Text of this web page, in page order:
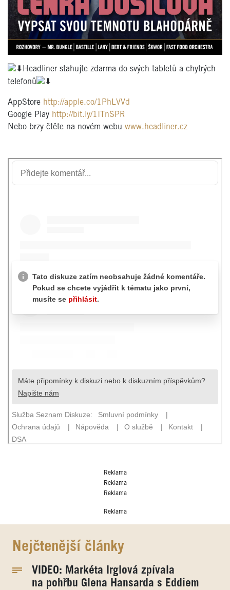
Headliner stahujte zdarma do svých tabletů a chytrých
telefonů
AppStore http://apple.co/1PhLVVd
Google Play http://bit.ly/1ITnSPR
Nebo brzy čtěte na novém webu www.headliner.cz
Reklama
Reklama
Reklama
Reklama
Nejčtenější články
VIDEO: Markéta Irglová zpívala
na pohřbu Glena Hansarda s Eddiem